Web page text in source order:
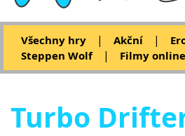
Všechny hry | Akční |
Steppen Wolf
| Filmy online
Turbo